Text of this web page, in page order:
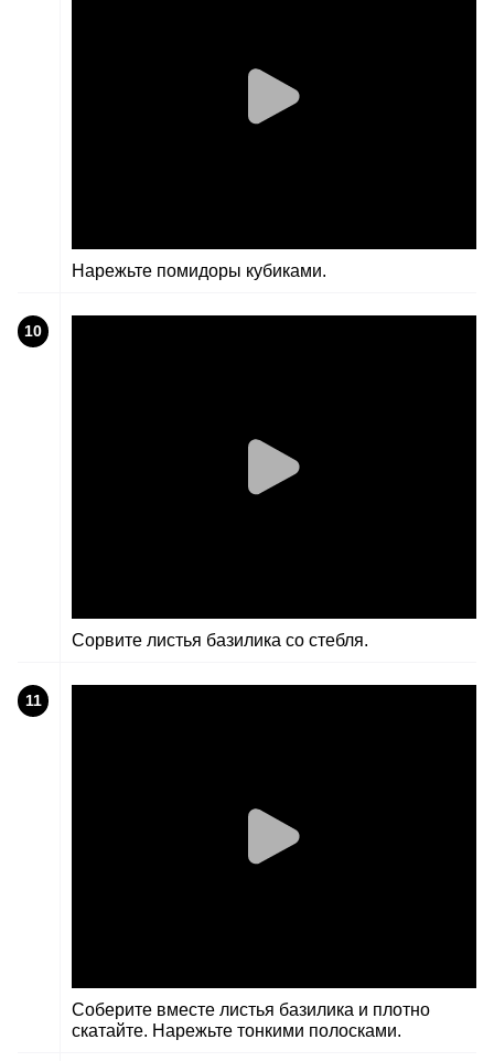
Нарежьте помидоры кубиками.
10
Сорвите листья базилика со стебля.
11
Соберите вместе листья базилика и плотно
скатайте. Нарежьте тонкими полосками.